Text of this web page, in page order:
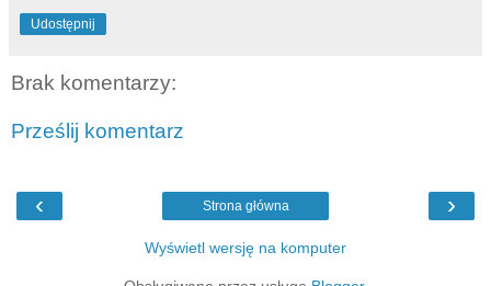
Udostępnij
Brak komentarzy:
Prześlij komentarz
‹ ›
Strona główna
Wyświetl wersję na komputer